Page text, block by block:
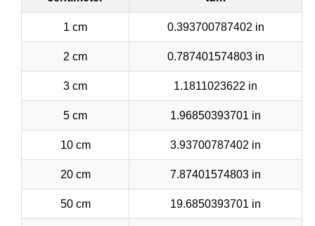
1 cm 0.393700787402 in
2 cm 0.787401574803 in
3 cm 1.1811023622 in
5 cm 1.96850393701 in
10 cm 3.93700787402 in
20 cm 7.87401574803 in
50 cm 19.6850393701 in